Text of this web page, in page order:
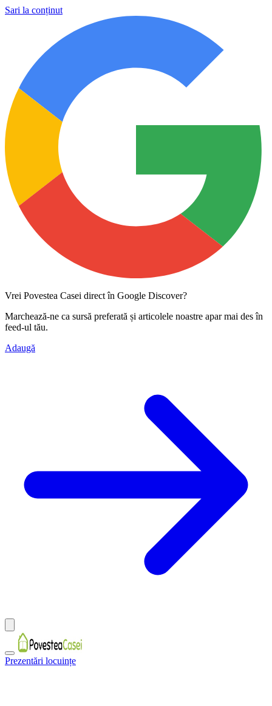
Sari la conținut
Vrei Povestea Casei direct în Google Discover?
Marchează-ne ca sursă preferată și articolele noastre apar mai des în
feed-ul tău.
Adaugă
Prezentări locuințe